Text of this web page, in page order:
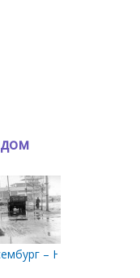
– Набережная